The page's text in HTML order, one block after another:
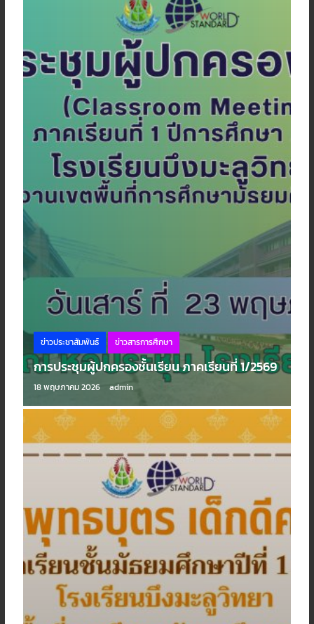
ข่าวประชาสัมพันธ์ ข่าวสารการศึกษา
การประชุมผู้ปกครองชั้นเรียน ภาคเรียนที่ 1/2569
18 พฤษภาคม 2026 admin